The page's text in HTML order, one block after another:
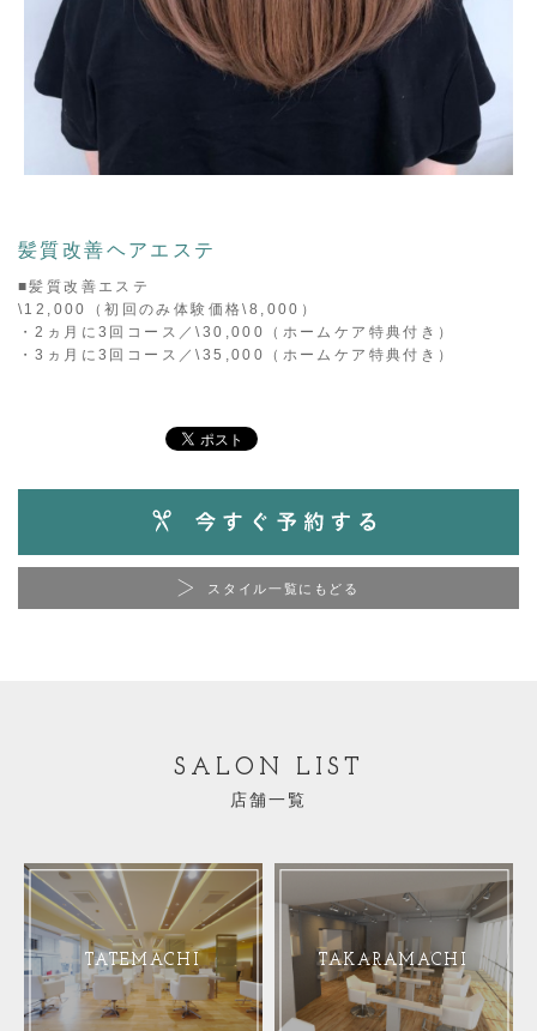
髪質改善ヘアエステ
■髪質改善エステ
\12,000（初回のみ体験価格\8,000）
・2ヵ月に3回コース／\30,000（ホームケア特典付き）
・3ヵ月に3回コース／\35,000（ホームケア特典付き）
スタイル一覧にもどる
SALON LIST
店舗一覧
TATEMACHI TAKARAMACHI